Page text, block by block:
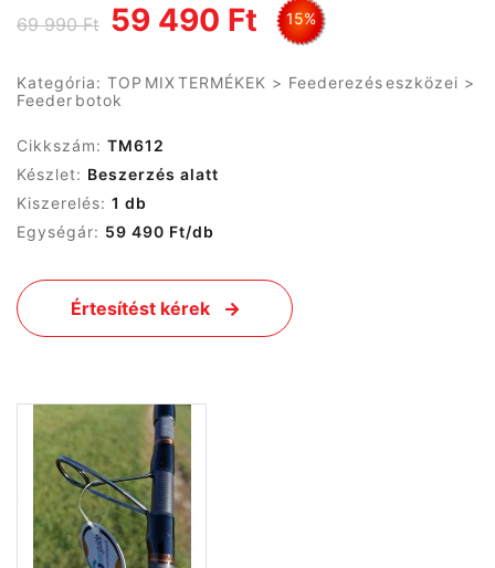
69 990 Ft 59 490 Ft 15%
Kategória: TOP MIX TERMÉKEK > Feederezés eszközei >
Feeder botok
Cikkszám: TM612
Készlet: Beszerzés alatt
Kiszerelés: 1 db
Egységár: 59 490 Ft/db
Értesítést kérek